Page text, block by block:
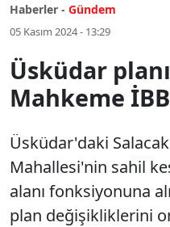
Haberler - Gündem
05 Kasım 2024 - 13:29
Üsküdar
Mahkeme
Üsküdar'daki
Mahallesi'nin sahil
alanı fonksiyonuna
plan değişikliklerini